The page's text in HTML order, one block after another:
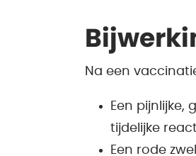
Na een
Een pijnlijke,
tijdelijke
Een rode